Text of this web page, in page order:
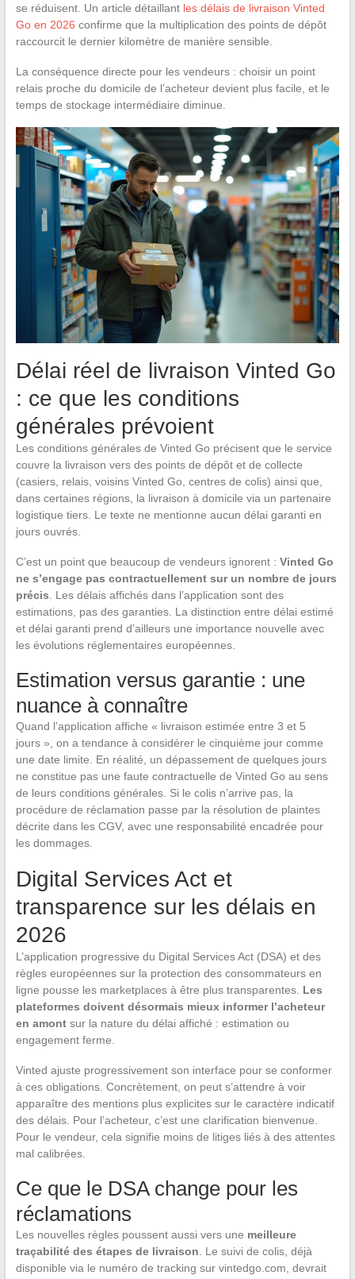
se réduisent. Un article détaillant les délais de livraison Vinted
Go en 2026 confirme que la multiplication des points de dépôt
raccourcit le dernier kilomètre de manière sensible.
La conséquence directe pour les vendeurs : choisir un point
relais proche du domicile de l’acheteur devient plus facile, et le
temps de stockage intermédiaire diminue.
Délai réel de livraison Vinted Go
: ce que les conditions
générales prévoient
Les conditions générales de Vinted Go précisent que le service
couvre la livraison vers des points de dépôt et de collecte
(casiers, relais, voisins Vinted Go, centres de colis) ainsi que,
dans certaines régions, la livraison à domicile via un partenaire
logistique tiers. Le texte ne mentionne aucun délai garanti en
jours ouvrés.
C’est un point que beaucoup de vendeurs ignorent : Vinted Go
ne s’engage pas contractuellement sur un nombre de jours
précis . Les délais affichés dans l’application sont des
estimations, pas des garanties. La distinction entre délai estimé
et délai garanti prend d’ailleurs une importance nouvelle avec
les évolutions réglementaires européennes.
Estimation versus garantie : une
nuance à connaître
Quand l’application affiche « livraison estimée entre 3 et 5
jours », on a tendance à considérer le cinquième jour comme
une date limite. En réalité, un dépassement de quelques jours
ne constitue pas une faute contractuelle de Vinted Go au sens
de leurs conditions générales. Si le colis n’arrive pas, la
procédure de réclamation passe par la résolution de plaintes
décrite dans les CGV, avec une responsabilité encadrée pour
les dommages.
Digital Services Act et
transparence sur les délais en
2026
L’application progressive du Digital Services Act (DSA) et des
règles européennes sur la protection des consommateurs en
ligne pousse les marketplaces à être plus transparentes. Les
plateformes doivent désormais mieux informer l’acheteur
en amontsur la nature du délai affiché : estimation ou
engagement ferme.
Vinted ajuste progressivement son interface pour se conformer
à ces obligations. Concrètement, on peut s’attendre à voir
apparaître des mentions plus explicites sur le caractère indicatif
des délais. Pour l’acheteur, c’est une clarification bienvenue.
Pour le vendeur, cela signifie moins de litiges liés à des attentes
mal calibrées.
Ce que le DSA change pour les
réclamations
Les nouvelles règles poussent aussi vers une meilleure
traçabilité des étapes de livraison . Le suivi de colis, déjà
disponible via le numéro de tracking sur vintedgo.com, devrait